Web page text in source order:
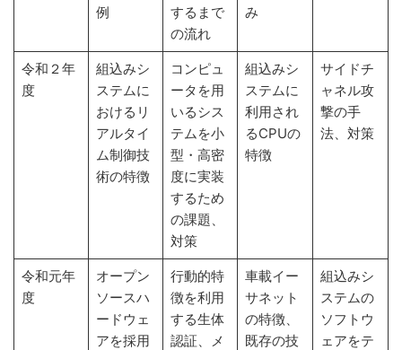
例
するまで
の流れ
み
令和２年
度
組込みシ
ステムに
おけるリ
アルタイ
ム制御技
術の特徴
コンピュ
ータを用
いるシス
テムを小
型・高密
度に実装
するため
の課題、
対策
組込みシ
ステムに
利用され
るCPUの
特徴
サイドチ
ャネル攻
撃の手
法、対策
令和元年
度
オープン
ソースハ
ードウェ
アを採用
行動的特
徴を利用
する生体
認証、メ
車載イー
サネット
の特徴、
既存の技
組込みシ
ステムの
ソフトウ
ェアをテ